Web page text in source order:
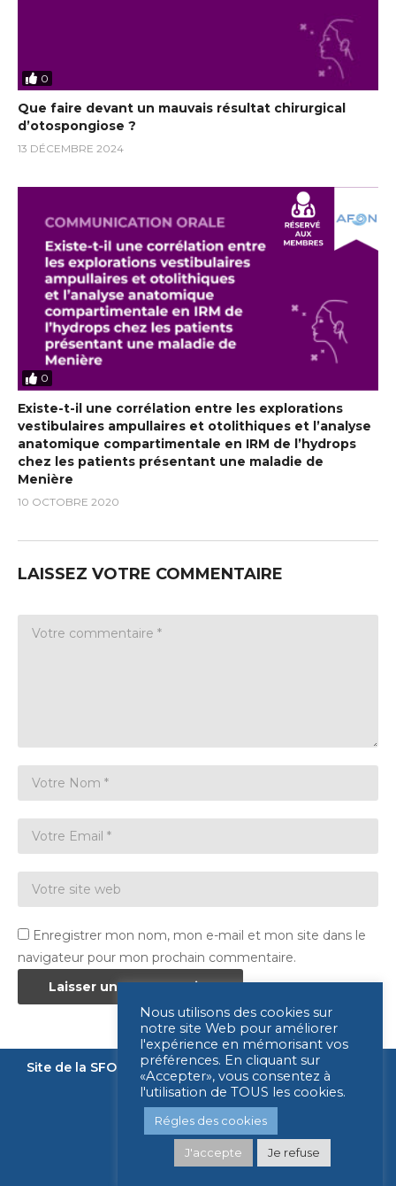
0
Que faire devant un mauvais résultat chirurgical
d’otospongiose ?
13 DÉCEMBRE 2024
0
Existe-t-il une corrélation entre les explorations
vestibulaires ampullaires et otolithiques et l’analyse
anatomique compartimentale en IRM de l’hydrops
chez les patients présentant une maladie de
Menière
10 OCTOBRE 2020
LAISSEZ VOTRE COMMENTAIRE
Enregistrer mon nom, mon e-mail et mon site dans le
navigateur pour mon prochain commentaire.
Site de la SFORL Nous contacter Mentions légales
Légende
Nous utilisons des cookies sur
notre site Web pour améliorer
l'expérience en mémorisant vos
préférences. En cliquant sur
«Accepter», vous consentez à
l'utilisation de TOUS les cookies.
Régles des cookies
J'accepte Je refuse